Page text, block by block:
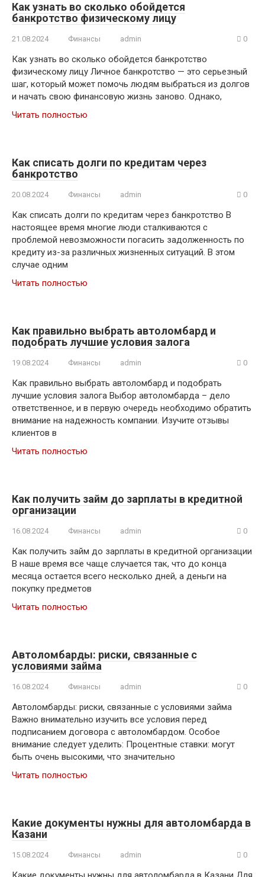
Как узнать во сколько обойдется
банкротство физическому лицу
21.08.2024 Финансы admin 0
Как узнать во сколько обойдется банкротство
физическому лицу Личное банкротство — это серьезный
шаг, который может помочь людям выбраться из долгов
и начать свою финансовую жизнь заново. Однако,
Читать полностью
Как списать долги по кредитам через
банкротство
20.08.2024 Финансы admin 0
Как списать долги по кредитам через банкротство В
настоящее время многие люди сталкиваются с
проблемой невозможности погасить задолженность по
кредиту из-за различных жизненных ситуаций. В этом
случае одним
Читать полностью
Как правильно выбрать автоломбард и
подобрать лучшие условия залога
19.08.2024 Финансы admin 0
Как правильно выбрать автоломбард и подобрать
лучшие условия залога Выбор автоломбарда – дело
ответственное, и в первую очередь необходимо обратить
внимание на надежность компании. Изучите отзывы
клиентов в
Читать полностью
Как получить займ до зарплаты в кредитной
организации
16.08.2024 Финансы admin 0
Как получить займ до зарплаты в кредитной организации
В наше время все чаще случается так, что до конца
месяца остается всего несколько дней, а деньги на
покупку предметов
Читать полностью
Автоломбарды: риски, связанные с
условиями займа
16.08.2024 Финансы admin 0
Автоломбарды: риски, связанные с условиями займа
Важно внимательно изучить все условия перед
подписанием договора с автоломбардом. Особое
внимание следует уделить: Процентные ставки: могут
быть очень высокими, что значительно
Читать полностью
Какие документы нужны для автоломбарда в
Казани
15.08.2024 Финансы admin 0